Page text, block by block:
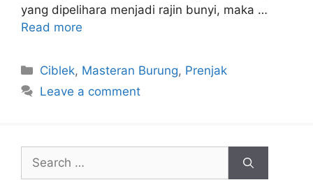
yang dipelihara menjadi rajin bunyi, maka …
Read more
Categories
Ciblek, Masteran Burung, Prenjak
Leave a comment
Search
for: